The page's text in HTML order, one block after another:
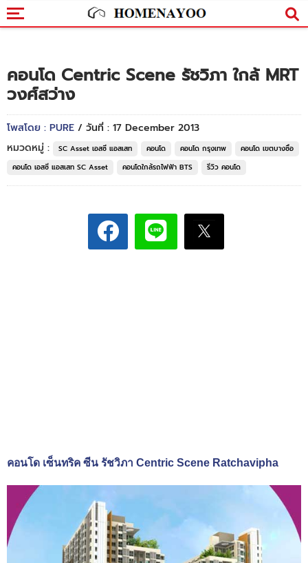
คอนโด Centric Scene รัชวิภา ใกล้ MRT
วงศ์สว่าง
โพสโดย : PURE / วันที่ : 17 December 2013
หมวดหมู่ :
SC Asset เอสซี แอสเสท คอนโด คอนโด กรุงเทพ
คอนโด เขตบางซื่อ
คอนโด เอสซี แอสเสท SC Asset
คอนโดใกล้รถไฟฟ้า BTS รีวิว คอนโด
คอนโด เซ็นทริค ซีน รัชวิภา Centric Scene Ratchavipha